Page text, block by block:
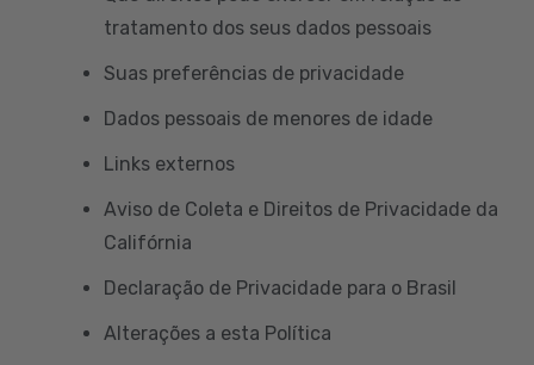
tratamento dos seus dados pessoais
Suas preferências de privacidade
Dados pessoais de menores de idade
Links externos
Aviso de Coleta e Direitos de Privacidade da
Califórnia
Declaração de Privacidade para o Brasil
Alterações a esta Política